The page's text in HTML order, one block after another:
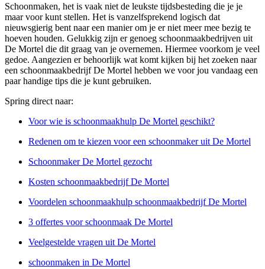
Schoonmaken, het is vaak niet de leukste tijdsbesteding die je je
maar voor kunt stellen. Het is vanzelfsprekend logisch dat
nieuwsgierig bent naar een manier om je er niet meer mee bezig te
hoeven houden. Gelukkig zijn er genoeg schoonmaakbedrijven uit
De Mortel die dit graag van je overnemen. Hiermee voorkom je veel
gedoe. Aangezien er behoorlijk wat komt kijken bij het zoeken naar
een schoonmaakbedrijf De Mortel hebben we voor jou vandaag een
paar handige tips die je kunt gebruiken.
Spring direct naar:
Voor wie is schoonmaakhulp De Mortel geschikt?
Redenen om te kiezen voor een schoonmaker uit De Mortel
Schoonmaker De Mortel gezocht
Kosten schoonmaakbedrijf De Mortel
Voordelen schoonmaakhulp schoonmaakbedrijf De Mortel
3 offertes voor schoonmaak De Mortel
Veelgestelde vragen uit De Mortel
schoonmaken in De Mortel